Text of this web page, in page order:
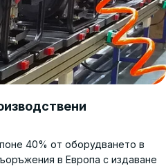
40% от оборудването в
в Европа с издаване